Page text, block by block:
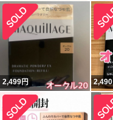
2,499円 2,490